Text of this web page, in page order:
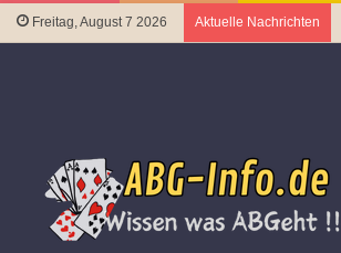
Freitag, August 7 2026 Aktuelle Nachrichten